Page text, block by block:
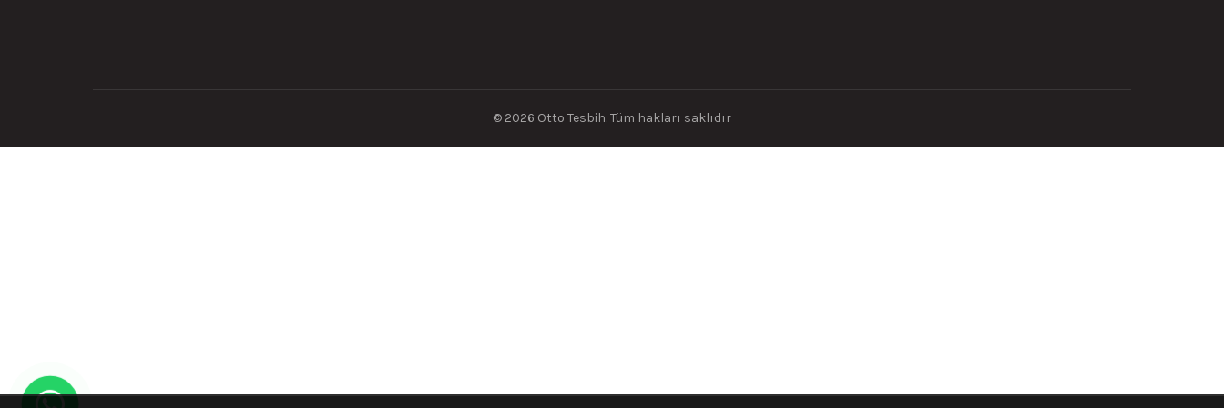
© 2026 Otto Tesbih. Tüm hakları saklıdır